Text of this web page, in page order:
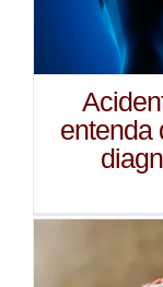
entenda